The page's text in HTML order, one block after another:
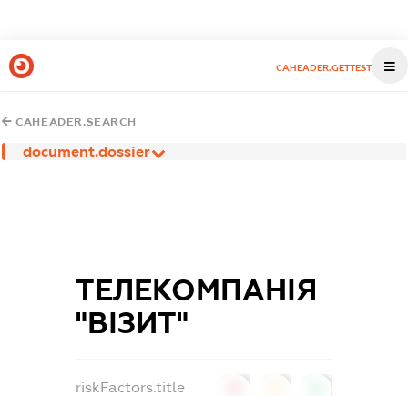
CAHEADER.GETTEST
CAHEADER.SEARCH
document.dossier
ТЕЛЕКОМПАНІЯ
"ВІЗИТ"
riskFactors.title